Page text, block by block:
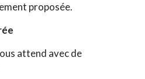
proposée.
attend avec de